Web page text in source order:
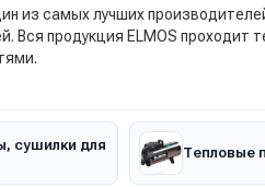
из самых лучших
Вся продукция ELMOS
сушилки для
Тепловые